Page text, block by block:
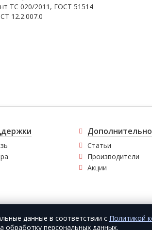
ТС 020/2011, ГОСТ 51514
12.2.007.0
Дополнительно
Статьи
Производители
Акции
данные в соответствии с Политикой
обработку персональных данных.